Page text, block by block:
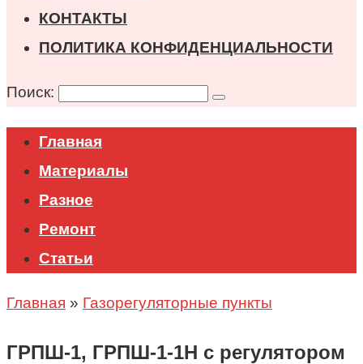
КОНТАКТЫ
ПОЛИТИКА КОНФИДЕНЦИАЛЬНОСТИ
Поиск:
Главная
Материалы
Разное
Ремонт
Статьи
Главная » Газорегуляторные пункты
ГРПШ-1, ГРПШ-1-1Н с регулятором